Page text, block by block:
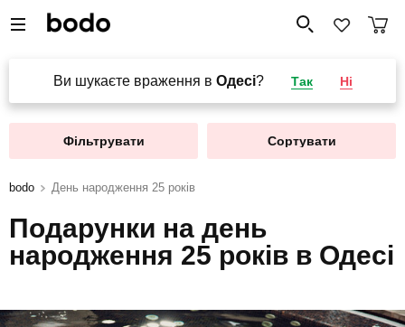
Ви шукаєте враження в Одесі? Так Ні
Фільтрувати Сортувати
bodo День народження 25 років
Подарунки на день
народження 25 років в Одесі